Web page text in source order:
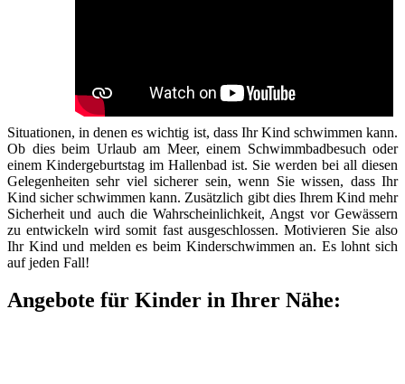
Situationen, in denen es wichtig ist, dass Ihr Kind schwimmen kann.
Ob dies beim Urlaub am Meer, einem Schwimmbadbesuch oder
einem Kindergeburtstag im Hallenbad ist. Sie werden bei all diesen
Gelegenheiten sehr viel sicherer sein, wenn Sie wissen, dass Ihr
Kind sicher schwimmen kann. Zusätzlich gibt dies Ihrem Kind mehr
Sicherheit und auch die Wahrscheinlichkeit, Angst vor Gewässern
zu entwickeln wird somit fast ausgeschlossen. Motivieren Sie also
Ihr Kind und melden es beim Kinderschwimmen an. Es lohnt sich
auf jeden Fall!
Angebote für Kinder in Ihrer Nähe: